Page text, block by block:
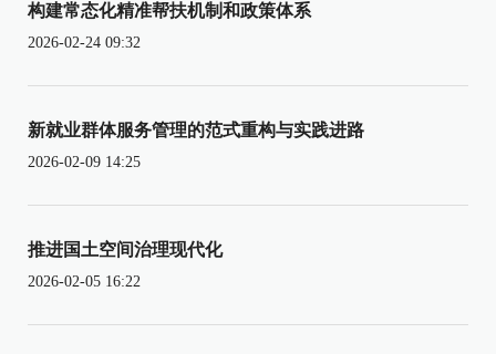
构建常态化精准帮扶机制和政策体系
2026-02-24 09:32
新就业群体服务管理的范式重构与实践进路
2026-02-09 14:25
推进国土空间治理现代化
2026-02-05 16:22